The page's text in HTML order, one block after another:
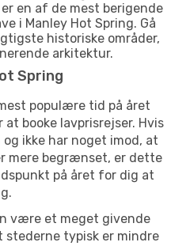
en af de mest berigende
i Manley Hot Spring. Gå
historiske områder,
arkitektur.
Spring
populære tid på året
booke lavprisrejser. Hvis
ikke har noget imod, at
mere begrænset, er dette
på året for dig at
være et meget givende
stederne typisk er mindre